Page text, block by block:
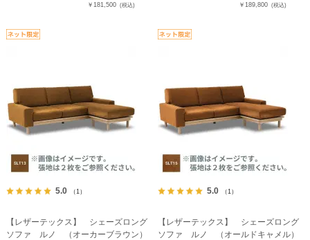
￥181,500 (税込) ￥189,800 (税込)
5.0 （1）
【レザーテックス】 シェーズロング
ソファ ルノ （オーカーブラウン）
5.0 （1）
【レザーテックス】 シェーズロング
ソファ ルノ （オールドキャメル）